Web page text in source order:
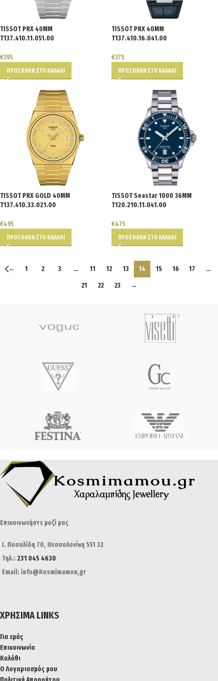
TISSOT PRX 40MM
T137.410.11.051.00
€395
ΠΡΟΣΘΉΚΗ ΣΤΟ ΚΑΛΆΘΙ
TISSOT PRX 40MM
T137.410.16.041.00
€375
ΠΡΟΣΘΉΚΗ ΣΤΟ ΚΑΛΆΘΙ
TISSOT PRX GOLD 40MM
T137.410.33.021.00
€495
ΠΡΟΣΘΉΚΗ ΣΤΟ ΚΑΛΆΘΙ
TISSOT Seastar 1000 36ΜΜ
T120.210.11.041.00
€475
ΠΡΟΣΘΉΚΗ ΣΤΟ ΚΑΛΆΘΙ
← 1 2 3 … 11 12 13 14 15 16 17
…
21
22 23 →
Επικοινωνήστε μαζί μας
Ι. Πασαλίδη 70, Θεσσαλονίκη 551 32
Τηλ.: 231 045 4630
Email: info@Kosmimamou,gr
ΧΡΉΣΙΜΑ LINKS
Για εμάς
Επικοινωνία
Καλάθι
Ο Λογαριασμός μου